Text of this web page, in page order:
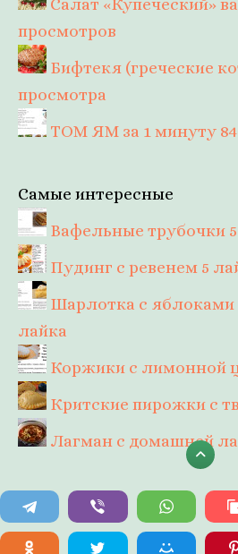
Салат «Купеческий»
просмотров
Бифтекя (греческие
просмотра
ТОМ ЯМ за 1 минуту
Самые интересные
Вафельные трубочки
Пудинг с ревенем 5
Шарлотка с яблоками
лайка
Коржики с лимонной
Критские пирожки с
Лагман с домашней